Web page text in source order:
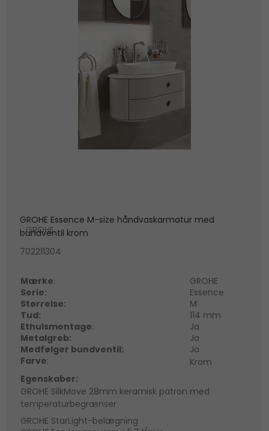
GROHE Essence M-size håndvaskarmatur med
bundventil krom
GROHE
702211304
Mærke:
GROHE
Serie:
Essence
Størrelse:
M
Tud:
114 mm
Ethulsmontage:
Ja
Metalgreb:
Ja
Medfølger bundventil:
Ja
Farve:
Krom
Egenskaber:
GROHE SilkMove 28mm keramisk patron med
temperaturbegrænser
GROHE StarLight-belægning